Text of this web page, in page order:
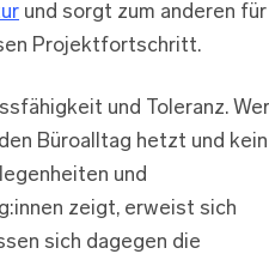
und sorgt zum anderen für
Projektfortschritt.
und Toleranz. Wer
Büroalltag hetzt und kein
und
zeigt, erweist sich
sich dagegen die